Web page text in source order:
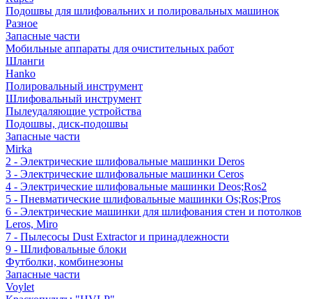
Подошвы для шлифовальних и полировальных машинок
Разное
Запасные части
Мобильные аппараты для очистительных работ
Шланги
Hanko
Полировальный инструмент
Шлифовальный инструмент
Пылеудаляющие устройства
Подошвы, диск-подошвы
Запасные части
Mirka
2 - Электрические шлифовальные машинки Deros
3 - Электрические шлифовальные машинки Ceros
4 - Электрические шлифовальные машинки Deos;Ros2
5 - Пневматические шлифовальные машинки Os;Ros;Pros
6 - Электрические машинки для шлифования стен и потолков
Leros, Miro
7 - Пылесосы Dust Extractor и принадлежности
9 - Шлифовальные блоки
Футболки, комбинезоны
Запасные части
Voylet